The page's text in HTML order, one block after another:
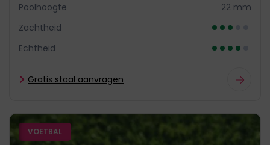
Poolhoogte
22 mm
Zachtheid
Echtheid
Gratis staal aanvragen
VOETBAL